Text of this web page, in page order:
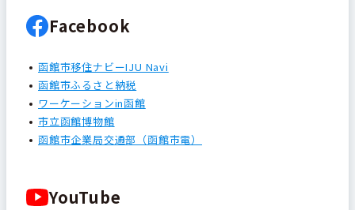
Facebook
函館市移住ナビーIJU Navi
函館市ふるさと納税
ワーケーションin函館
市立函館博物館
函館市企業局交通部（函館市電）
YouTube